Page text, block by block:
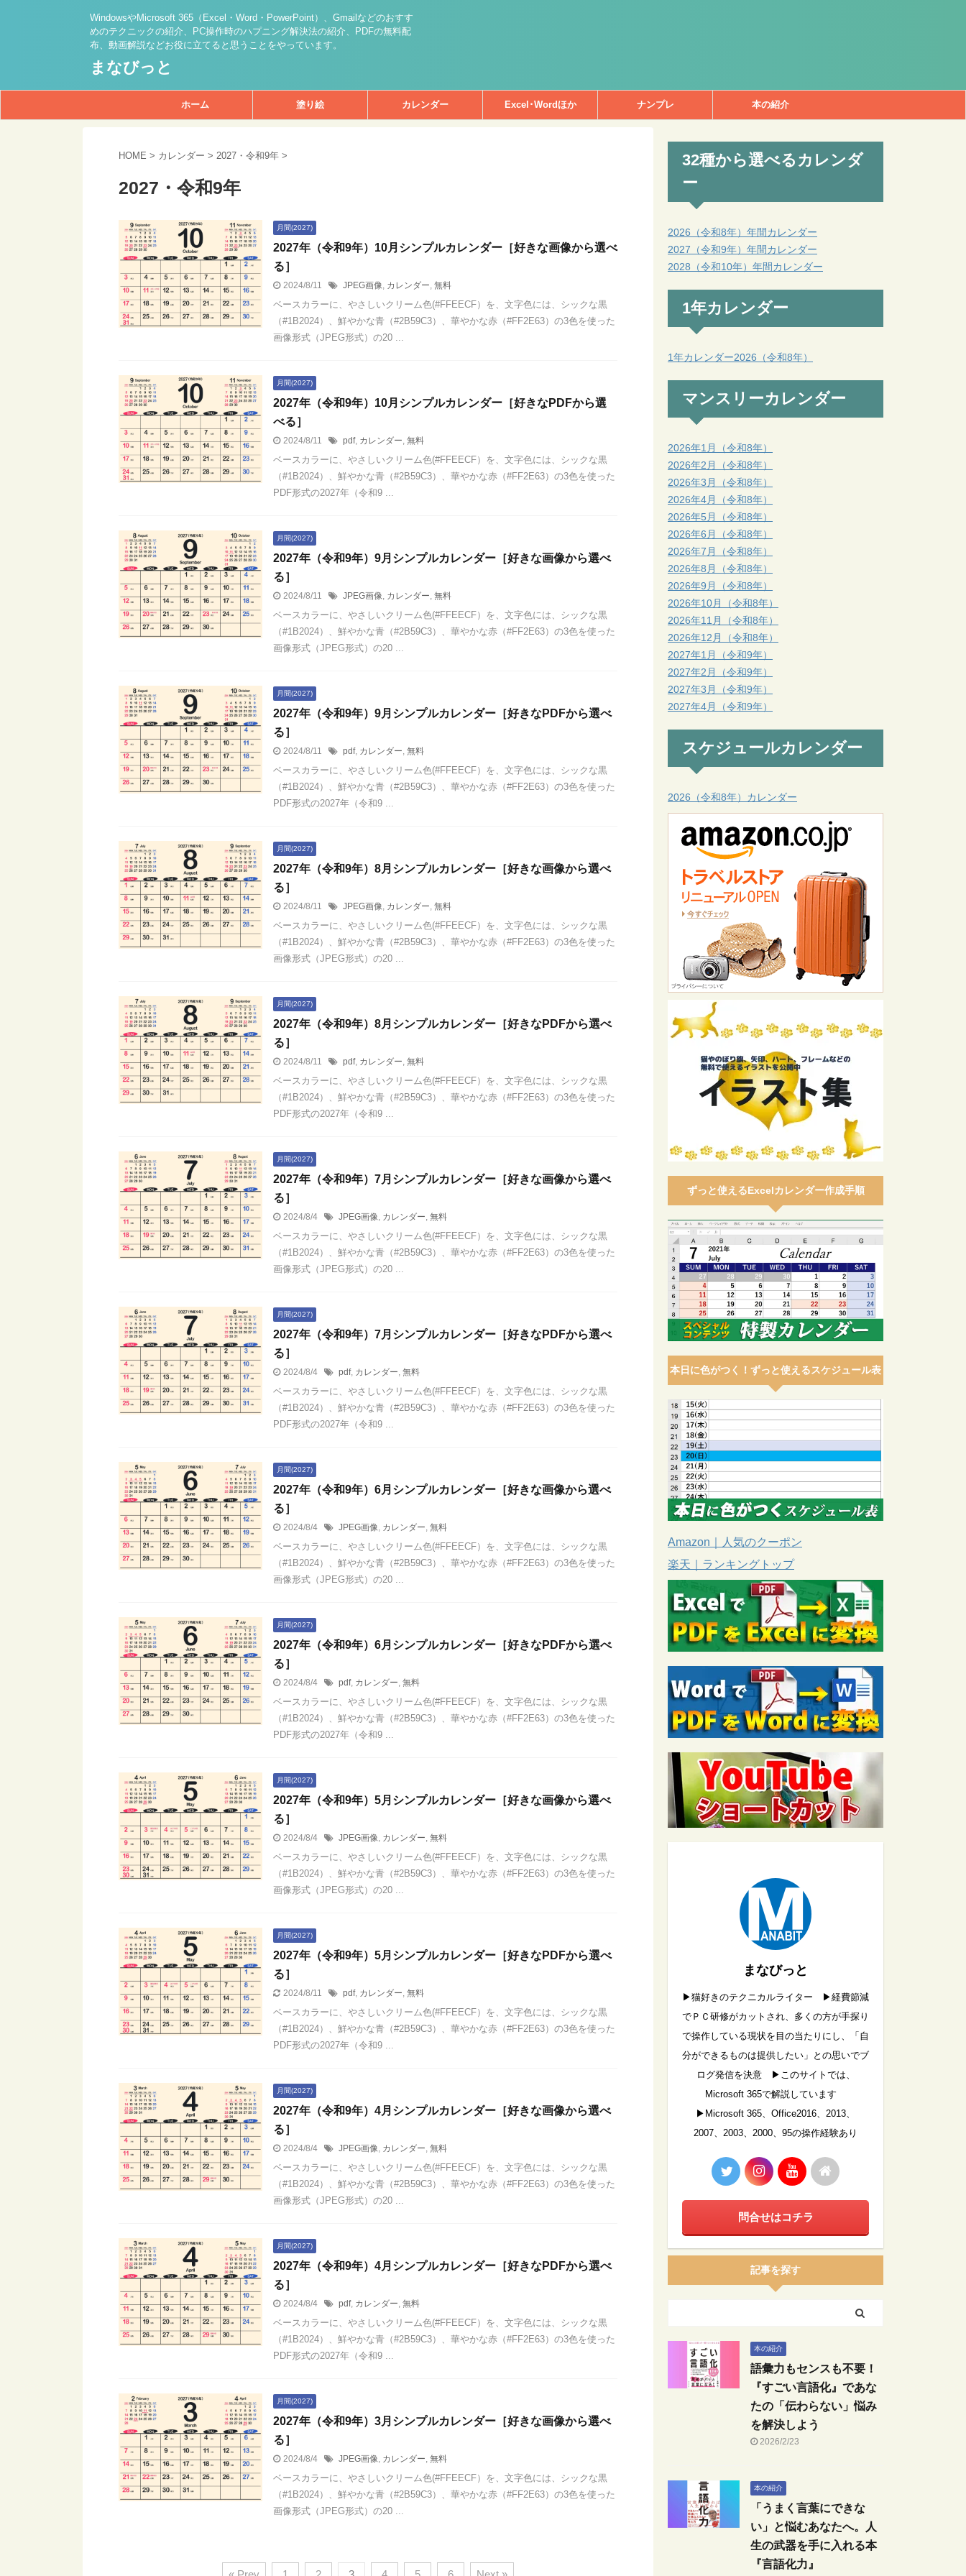
WindowsやMicrosoft 365（Excel・Word・PowerPoint）、Gmailなどのおすす
めのテクニックの紹介、PC操作時のハプニング解決法の紹介、PDFの無料配
布、動画解説などお役に立てると思うことをやっています。
まなびっと
ホーム 塗り絵 カレンダー Excel･Wordほか ナンプレ 本の紹介
HOME > カレンダー > 2027・令和9年 >
2027・令和9年
月間(2027)
2027年（令和9年）10月シンプルカレンダー［好きな画像から選べ
る］
2024/8/11 JPEG画像, カレンダー, 無料
ベースカラーに、やさしいクリーム色(#FFEECF）を、文字色には、シックな黒
（#1B2024）、鮮やかな青（#2B59C3）、華やかな赤（#FF2E63）の3色を使った
画像形式（JPEG形式）の20 ...
月間(2027)
2027年（令和9年）10月シンプルカレンダー［好きなPDFから選
べる］
2024/8/11 pdf, カレンダー, 無料
ベースカラーに、やさしいクリーム色(#FFEECF）を、文字色には、シックな黒
（#1B2024）、鮮やかな青（#2B59C3）、華やかな赤（#FF2E63）の3色を使った
PDF形式の2027年（令和9 ...
月間(2027)
2027年（令和9年）9月シンプルカレンダー［好きな画像から選べ
る］
2024/8/11 JPEG画像, カレンダー, 無料
ベースカラーに、やさしいクリーム色(#FFEECF）を、文字色には、シックな黒
（#1B2024）、鮮やかな青（#2B59C3）、華やかな赤（#FF2E63）の3色を使った
画像形式（JPEG形式）の20 ...
月間(2027)
2027年（令和9年）9月シンプルカレンダー［好きなPDFから選べ
る］
2024/8/11 pdf, カレンダー, 無料
ベースカラーに、やさしいクリーム色(#FFEECF）を、文字色には、シックな黒
（#1B2024）、鮮やかな青（#2B59C3）、華やかな赤（#FF2E63）の3色を使った
PDF形式の2027年（令和9 ...
月間(2027)
2027年（令和9年）8月シンプルカレンダー［好きな画像から選べ
る］
2024/8/11 JPEG画像, カレンダー, 無料
ベースカラーに、やさしいクリーム色(#FFEECF）を、文字色には、シックな黒
（#1B2024）、鮮やかな青（#2B59C3）、華やかな赤（#FF2E63）の3色を使った
画像形式（JPEG形式）の20 ...
月間(2027)
2027年（令和9年）8月シンプルカレンダー［好きなPDFから選べ
る］
2024/8/11 pdf, カレンダー, 無料
ベースカラーに、やさしいクリーム色(#FFEECF）を、文字色には、シックな黒
（#1B2024）、鮮やかな青（#2B59C3）、華やかな赤（#FF2E63）の3色を使った
PDF形式の2027年（令和9 ...
月間(2027)
2027年（令和9年）7月シンプルカレンダー［好きな画像から選べ
る］
2024/8/4 JPEG画像, カレンダー, 無料
ベースカラーに、やさしいクリーム色(#FFEECF）を、文字色には、シックな黒
（#1B2024）、鮮やかな青（#2B59C3）、華やかな赤（#FF2E63）の3色を使った
画像形式（JPEG形式）の20 ...
月間(2027)
2027年（令和9年）7月シンプルカレンダー［好きなPDFから選べ
る］
2024/8/4 pdf, カレンダー, 無料
ベースカラーに、やさしいクリーム色(#FFEECF）を、文字色には、シックな黒
（#1B2024）、鮮やかな青（#2B59C3）、華やかな赤（#FF2E63）の3色を使った
PDF形式の2027年（令和9 ...
月間(2027)
2027年（令和9年）6月シンプルカレンダー［好きな画像から選べ
る］
2024/8/4 JPEG画像, カレンダー, 無料
ベースカラーに、やさしいクリーム色(#FFEECF）を、文字色には、シックな黒
（#1B2024）、鮮やかな青（#2B59C3）、華やかな赤（#FF2E63）の3色を使った
画像形式（JPEG形式）の20 ...
月間(2027)
2027年（令和9年）6月シンプルカレンダー［好きなPDFから選べ
る］
2024/8/4 pdf, カレンダー, 無料
ベースカラーに、やさしいクリーム色(#FFEECF）を、文字色には、シックな黒
（#1B2024）、鮮やかな青（#2B59C3）、華やかな赤（#FF2E63）の3色を使った
PDF形式の2027年（令和9 ...
月間(2027)
2027年（令和9年）5月シンプルカレンダー［好きな画像から選べ
る］
2024/8/4 JPEG画像, カレンダー, 無料
ベースカラーに、やさしいクリーム色(#FFEECF）を、文字色には、シックな黒
（#1B2024）、鮮やかな青（#2B59C3）、華やかな赤（#FF2E63）の3色を使った
画像形式（JPEG形式）の20 ...
月間(2027)
2027年（令和9年）5月シンプルカレンダー［好きなPDFから選べ
る］
2024/8/11 pdf, カレンダー, 無料
ベースカラーに、やさしいクリーム色(#FFEECF）を、文字色には、シックな黒
（#1B2024）、鮮やかな青（#2B59C3）、華やかな赤（#FF2E63）の3色を使った
PDF形式の2027年（令和9 ...
月間(2027)
2027年（令和9年）4月シンプルカレンダー［好きな画像から選べ
る］
2024/8/4 JPEG画像, カレンダー, 無料
ベースカラーに、やさしいクリーム色(#FFEECF）を、文字色には、シックな黒
（#1B2024）、鮮やかな青（#2B59C3）、華やかな赤（#FF2E63）の3色を使った
画像形式（JPEG形式）の20 ...
月間(2027)
2027年（令和9年）4月シンプルカレンダー［好きなPDFから選べ
る］
2024/8/4 pdf, カレンダー, 無料
ベースカラーに、やさしいクリーム色(#FFEECF）を、文字色には、シックな黒
（#1B2024）、鮮やかな青（#2B59C3）、華やかな赤（#FF2E63）の3色を使った
PDF形式の2027年（令和9 ...
月間(2027)
2027年（令和9年）3月シンプルカレンダー［好きな画像から選べ
る］
2024/8/4 JPEG画像, カレンダー, 無料
ベースカラーに、やさしいクリーム色(#FFEECF）を、文字色には、シックな黒
（#1B2024）、鮮やかな青（#2B59C3）、華やかな赤（#FF2E63）の3色を使った
画像形式（JPEG形式）の20 ...
32種から選べるカレンダ
ー
2026（令和8年）年間カレンダー
2027（令和9年）年間カレンダー
2028（令和10年）年間カレンダー
1年カレンダー
1年カレンダー2026（令和8年）
マンスリーカレンダー
2026年1月（令和8年）
2026年2月（令和8年）
2026年3月（令和8年）
2026年4月（令和8年）
2026年5月（令和8年）
2026年6月（令和8年）
2026年7月（令和8年）
2026年8月（令和8年）
2026年9月（令和8年）
2026年10月（令和8年）
2026年11月（令和8年）
2026年12月（令和8年）
2027年1月（令和9年）
2027年2月（令和9年）
2027年3月（令和9年）
2027年4月（令和9年）
スケジュールカレンダー
2026（令和8年）カレンダー
ずっと使えるExcelカレンダー作成手順
本日に色がつく！ずっと使えるスケジュール表
Amazon｜人気のクーポン
楽天｜ランキングトップ
まなびっと
▶︎猫好きのテクニカルライター ▶︎経費節減
でＰＣ研修がカットされ、多くの方が手探り
で操作している現状を目の当たりにし、「自
分ができるものは提供したい」との思いでブ
ログ発信を決意 ▶︎このサイトでは、
Microsoft 365で解説しています
▶︎Microsoft 365、Office2016、2013、
2007、2003、2000、95の操作経験あり
問合せはコチラ
記事を探す
本の紹介
語彙力もセンスも不要！
『すごい言語化』であな
たの「伝わらない」悩み
を解決しよう
2026/2/23
本の紹介
「うまく言葉にできな
い」と悩むあなたへ。人
生の武器を手に入れる本
『言語化力』